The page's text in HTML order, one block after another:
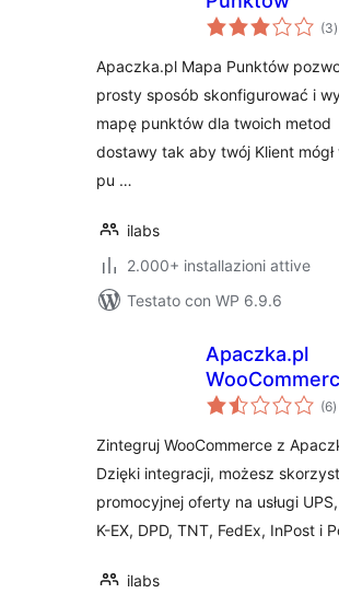
(3)
Apaczka.pl Mapa Punktów
prosty sposób skonfigurować i
mapę punktów dla twoich metod
dostawy tak aby twój Klient mógł
pu …
ilabs
2.000+ installazioni attive
Testato con WP 6.9.6
Apaczka.pl
(6)
Zintegruj WooCommerce z
Dzięki integracji, możesz
promocyjnej oferty na usługi
K-EX, DPD, TNT, FedEx, InPost i
ilabs